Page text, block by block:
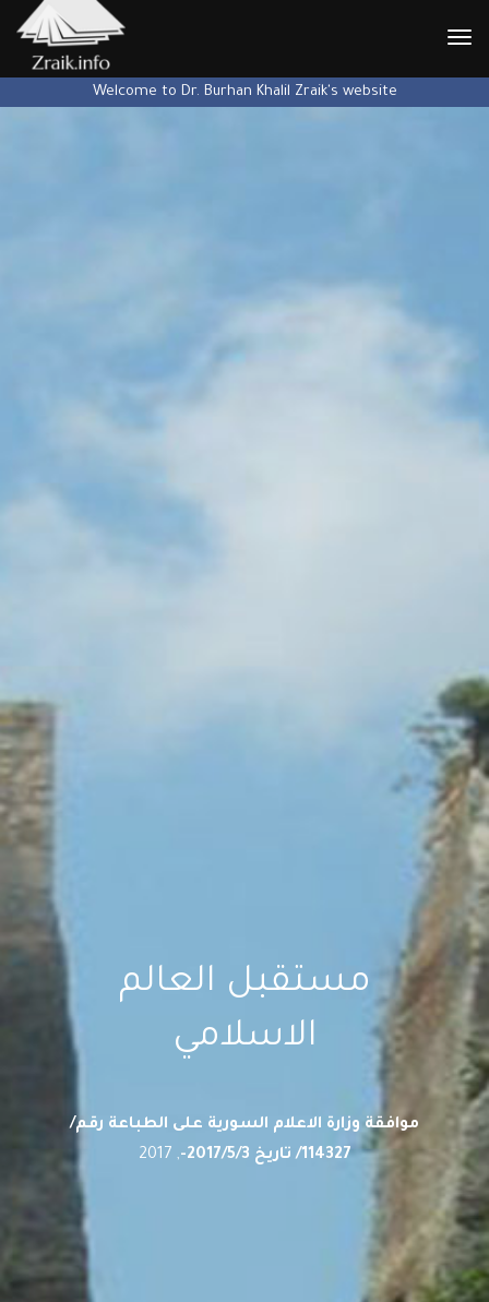
Welcome to Dr. Burhan Khalil Zraik's website
مستقبل العالم
الاسلامي
موافقة وزارة الاعلام السورية على الطباعة رقم/
114327/ تاريخ 2017/5/3-
, 2017